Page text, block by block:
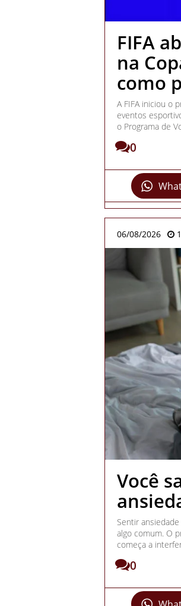
FIFA
na
como
A FIFA iniciou o
eventos
o Programa de
0
06/08/2026
Você
Sentir
algo comum. O
começa a
0